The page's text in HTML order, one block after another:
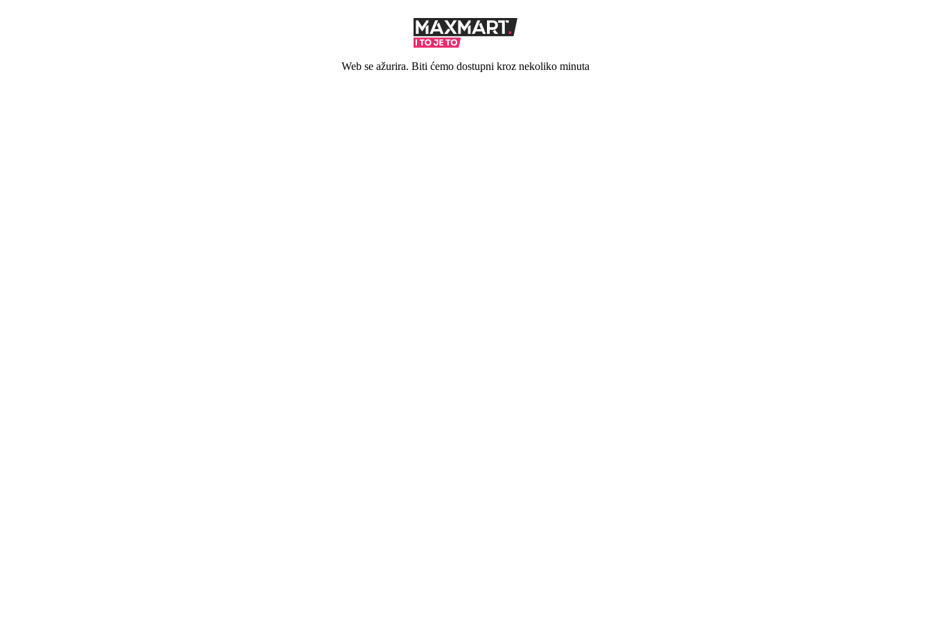
Web se ažurira. Biti ćemo dostupni kroz nekoliko minuta